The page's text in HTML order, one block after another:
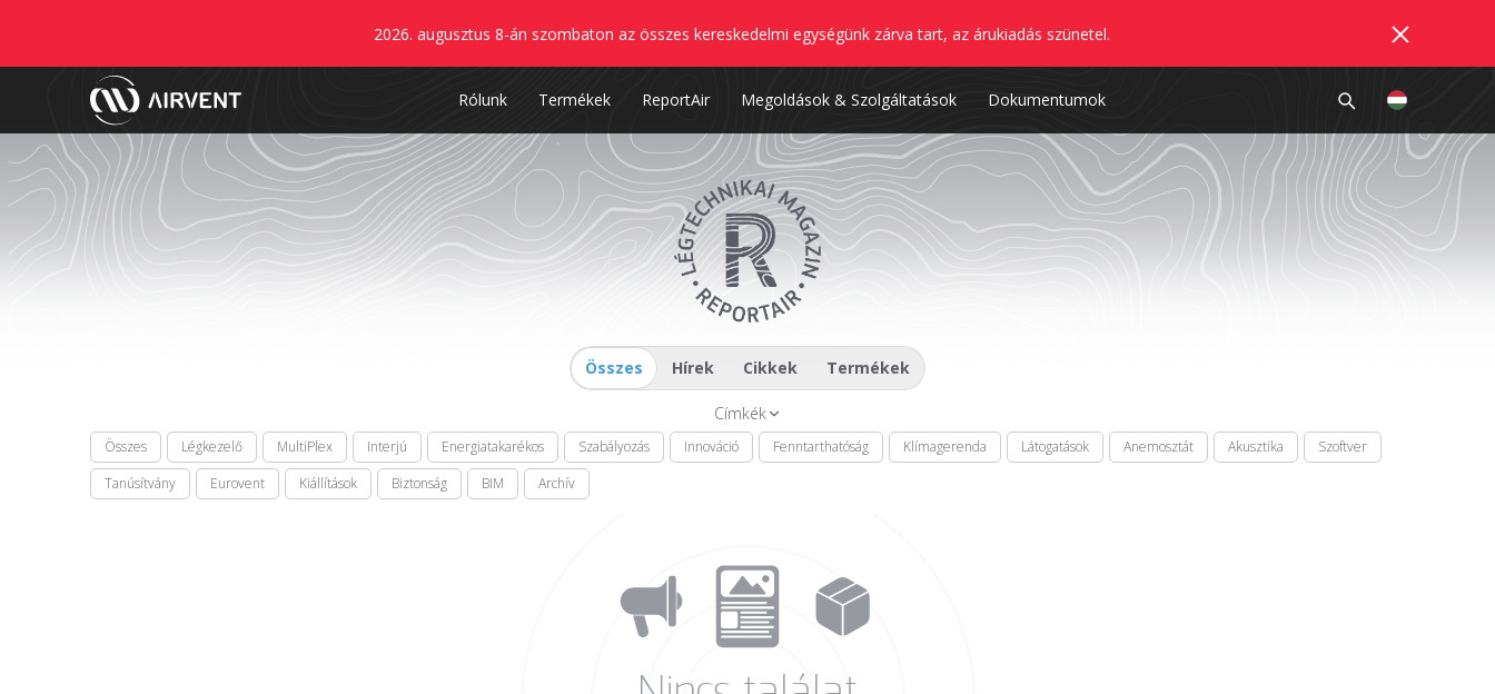
2026. augusztus 8-án szombaton az összes kereskedelmi egységünk zárva tart, az árukiadás szünetel.
Rólunk Termékek ReportAir Megoldások & Szolgáltatások Dokumentumok
Összes Hírek Cikkek Termékek
Címkék
Összes Légkezelő MultiPlex Interjú Energiatakarékos Szabályozás Innováció Fenntarthatóság Klímagerenda Látogatások Anemosztát Akusztika
Szoftver
Tanúsítvány
Eurovent Kiállítások Biztonság BIM Archív